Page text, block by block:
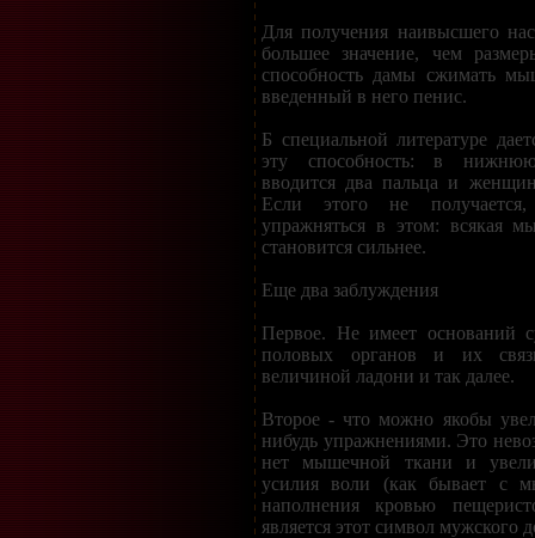
Для получения наивысшего
большее значение, чем
способность дамы сжимать
введенный в него пенис.
Б специальной литературе
эту способность: в
вводится два пальца и
Если этого не получается,
упражняться в этом: всякая
становится сильнее.
Еще два заблуждения
Первое. Не имеет оснований
половых органов и их
величиной ладони и так далее.
Второе - что можно якобы
нибудь упражнениями. Это
нет мышечной ткани и
усилия воли (как бывает с
наполнения кровью
является этот символ мужского